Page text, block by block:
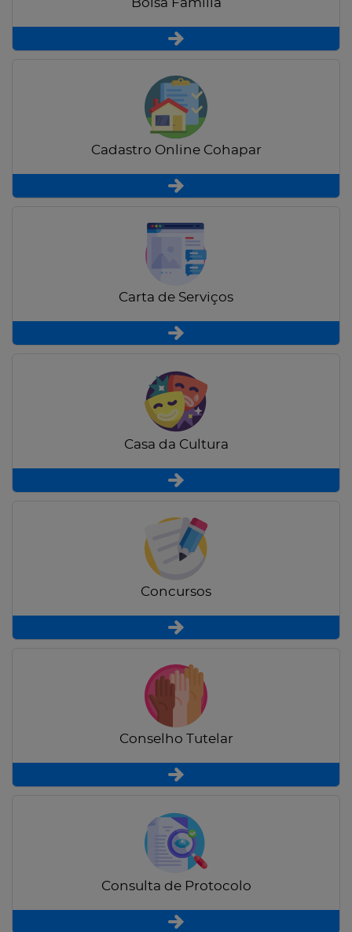
Bolsa Família
Cadastro Online Cohapar
Carta de Serviços
Casa da Cultura
Concursos
Conselho Tutelar
Consulta de Protocolo